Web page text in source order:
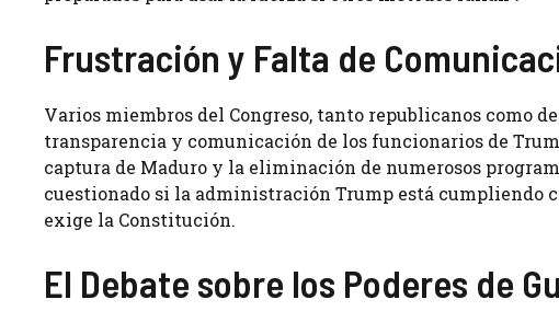
Frustración y Falta de
Varios miembros del Congreso, tanto republicanos como
transparencia y comunicación de los funcionarios de
captura de Maduro y la eliminación de numerosos
cuestionado si la administración Trump está cumpliendo
exige la Constitución.
El Debate sobre los Poderes de